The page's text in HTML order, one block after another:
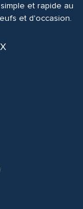
et rapide au
et d'occasion.